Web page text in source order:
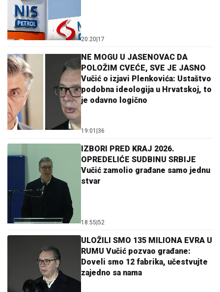
20:20 17
NE MOGU U JASENOVAC DA
POLOŽIM CVEĆE, SVE JE JASNO
Vučić o izjavi Plenkovića: Ustaštvo
podobna ideologija u Hrvatskoj, to
je odavno logično
19:01 36
IZBORI PRED KRAJ 2026.
OPREDELIĆE SUDBINU SRBIJE
Vučić zamolio građane samo jednu
stvar
18:55 52
ULOŽILI SMO 135 MILIONA EVRA U
RUMU Vučić pozvao građane:
Doveli smo 12 fabrika, učestvujte
zajedno sa nama